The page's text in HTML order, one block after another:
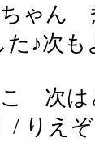
ゃん
た♪次も
次は
/ りえぞ